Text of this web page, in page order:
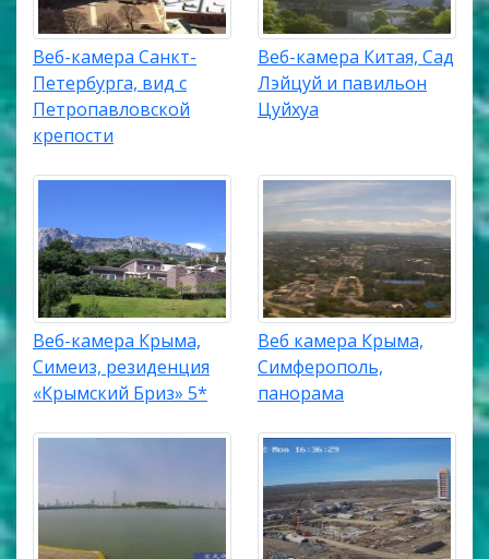
Веб-камера Санкт-
Петербурга, вид с
Петропавловской
крепости
Веб-камера Китая, Сад
Лэйцуй и павильон
Цуйхуа
Веб-камера Крыма,
Симеиз, резиденция
«Крымский Бриз» 5*
Веб камера Крыма,
Симферополь,
панорама